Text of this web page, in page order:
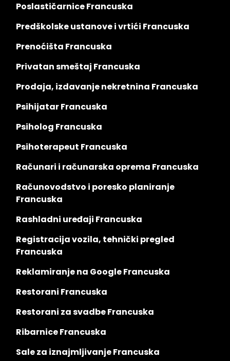
Poslastičarnice Francuska
Predškolske ustanove i vrtići Francuska
Prenoćišta Francuska
Privatan smeštaj Francuska
Prodaja, izdavanje nekretnina Francuska
Psihijatar Francuska
Psiholog Francuska
Psihoterapeut Francuska
Računari i računarska oprema Francuska
Računovodstvo i poresko planiranje
Francuska
Rashladni uređaji Francuska
Registracija vozila, tehnički pregled
Francuska
Reklamiranje na Google Francuska
Restorani Francuska
Restorani za svadbe Francuska
Ribarnice Francuska
Sale za iznajmljivanje Francuska